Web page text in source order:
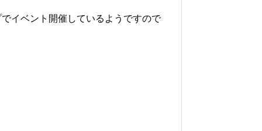
イベント開催しているようですので